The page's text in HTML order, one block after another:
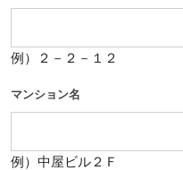
例）２－２－１２
マンション名
例）中屋ビル２Ｆ